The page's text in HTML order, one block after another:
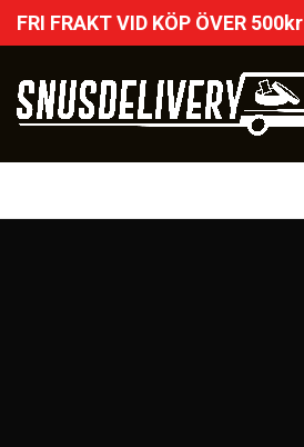
FRI FRAKT VID KÖP ÖVER 500kr